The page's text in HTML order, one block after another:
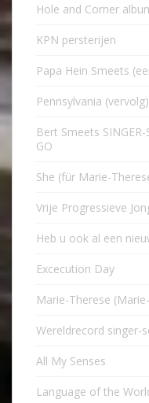
Hole and Corner
KPN persterijen
Papa Hein Smeets
Pennsylvania (vervolg)
Bert Smeets SINGER-
GO
She (für Marie-
Vrije Progressieve
Heb u ook al een
Excecution Day
Marie-Therese
Wereldrecord singer-
All My Senses
Language of the